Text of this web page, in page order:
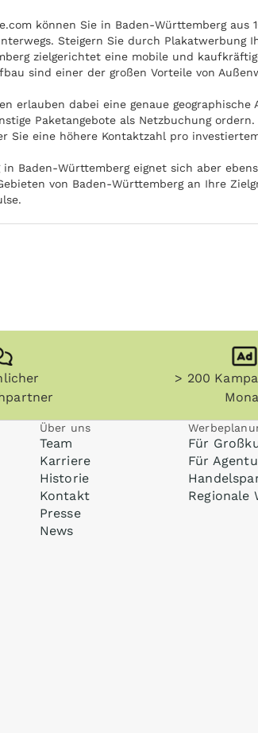
können Sie in Baden-Württemberg
Steigern Sie durch
zielgerichtet eine mobile und
sind einer der großen Vorteile von
erlauben dabei eine genaue
Paketangebote als Netzbuchung
Sie eine höhere Kontaktzahl pro
in Baden-Württemberg eignet sich aber
von Baden-Württemberg an Ihre
> 200
Über uns
Team
Karriere
Historie
Kontakt
Presse
News
Für
Für
Regionale